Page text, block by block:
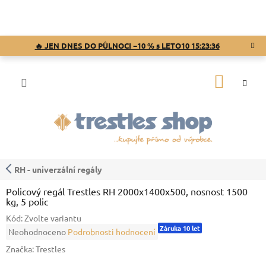
🔥 JEN DNES DO PŮLNOCI −10 % s LETO10 15:23:36
RH - univerzální regály
Policový regál Trestles RH 2000x1400x500, nosnost 1500
kg, 5 polic
Kód:Zvolte variantu
Průměrné
produktu
Neohodnoceno Podrobnosti hodnocení Záruka 10 let
Značka:Trestles